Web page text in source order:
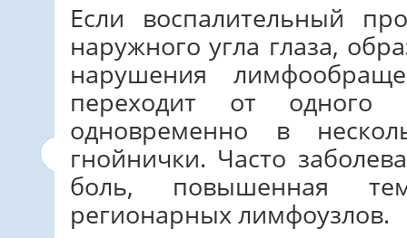
Если воспалительный
наружного угла глаза,
нарушения
переходит от
одновременно в
гнойнички. Часто
боль, повышенная
регионарных лимфоузлов.